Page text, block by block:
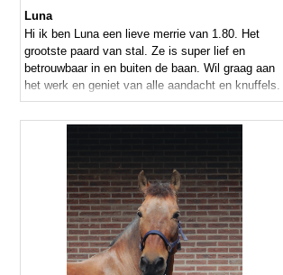
Luna
Hi ik ben Luna een lieve merrie van 1.80. Het
grootste paard van stal. Ze is super lief en
betrouwbaar in en buiten de baan. Wil graag aan
het werk en geniet van alle aandacht en knuffels.